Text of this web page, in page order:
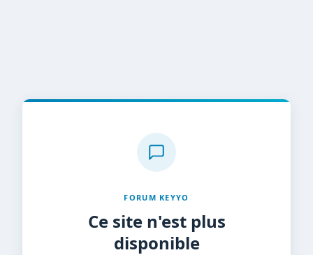
FORUM KEYYO
Ce site n'est plus
disponible